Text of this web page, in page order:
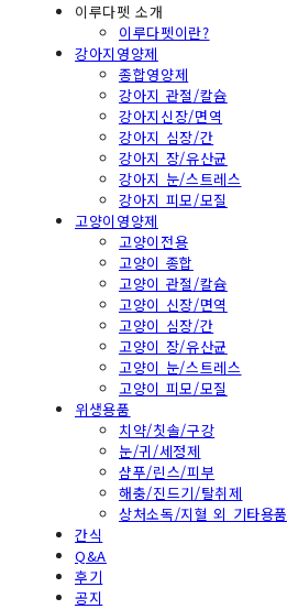
이루다펫 소개
이루다펫이란?
강아지영양제
종합영양제
강아지 관절/칼슘
강아지신장/면역
강아지 심장/간
강아지 장/유산균
강아지 눈/스트레스
강아지 피모/모질
고양이영양제
고양이전용
고양이 종합
고양이 관절/칼슘
고양이 신장/면역
고양이 심장/간
고양이 장/유산균
고양이 눈/스트레스
고양이 피모/모질
위생용품
치약/칫솔/구강
눈/귀/세정제
샴푸/린스/피부
해충/진드기/탈취제
상처소독/지혈 외 기타용품
간식
Q&A
후기
공지